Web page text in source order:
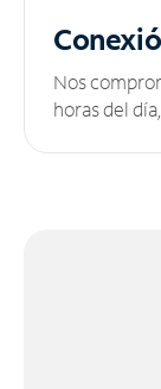
Nos
horas del